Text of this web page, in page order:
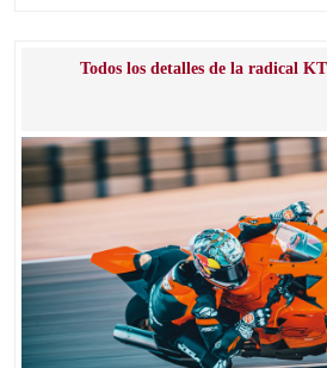
Todos los detalles de la radical